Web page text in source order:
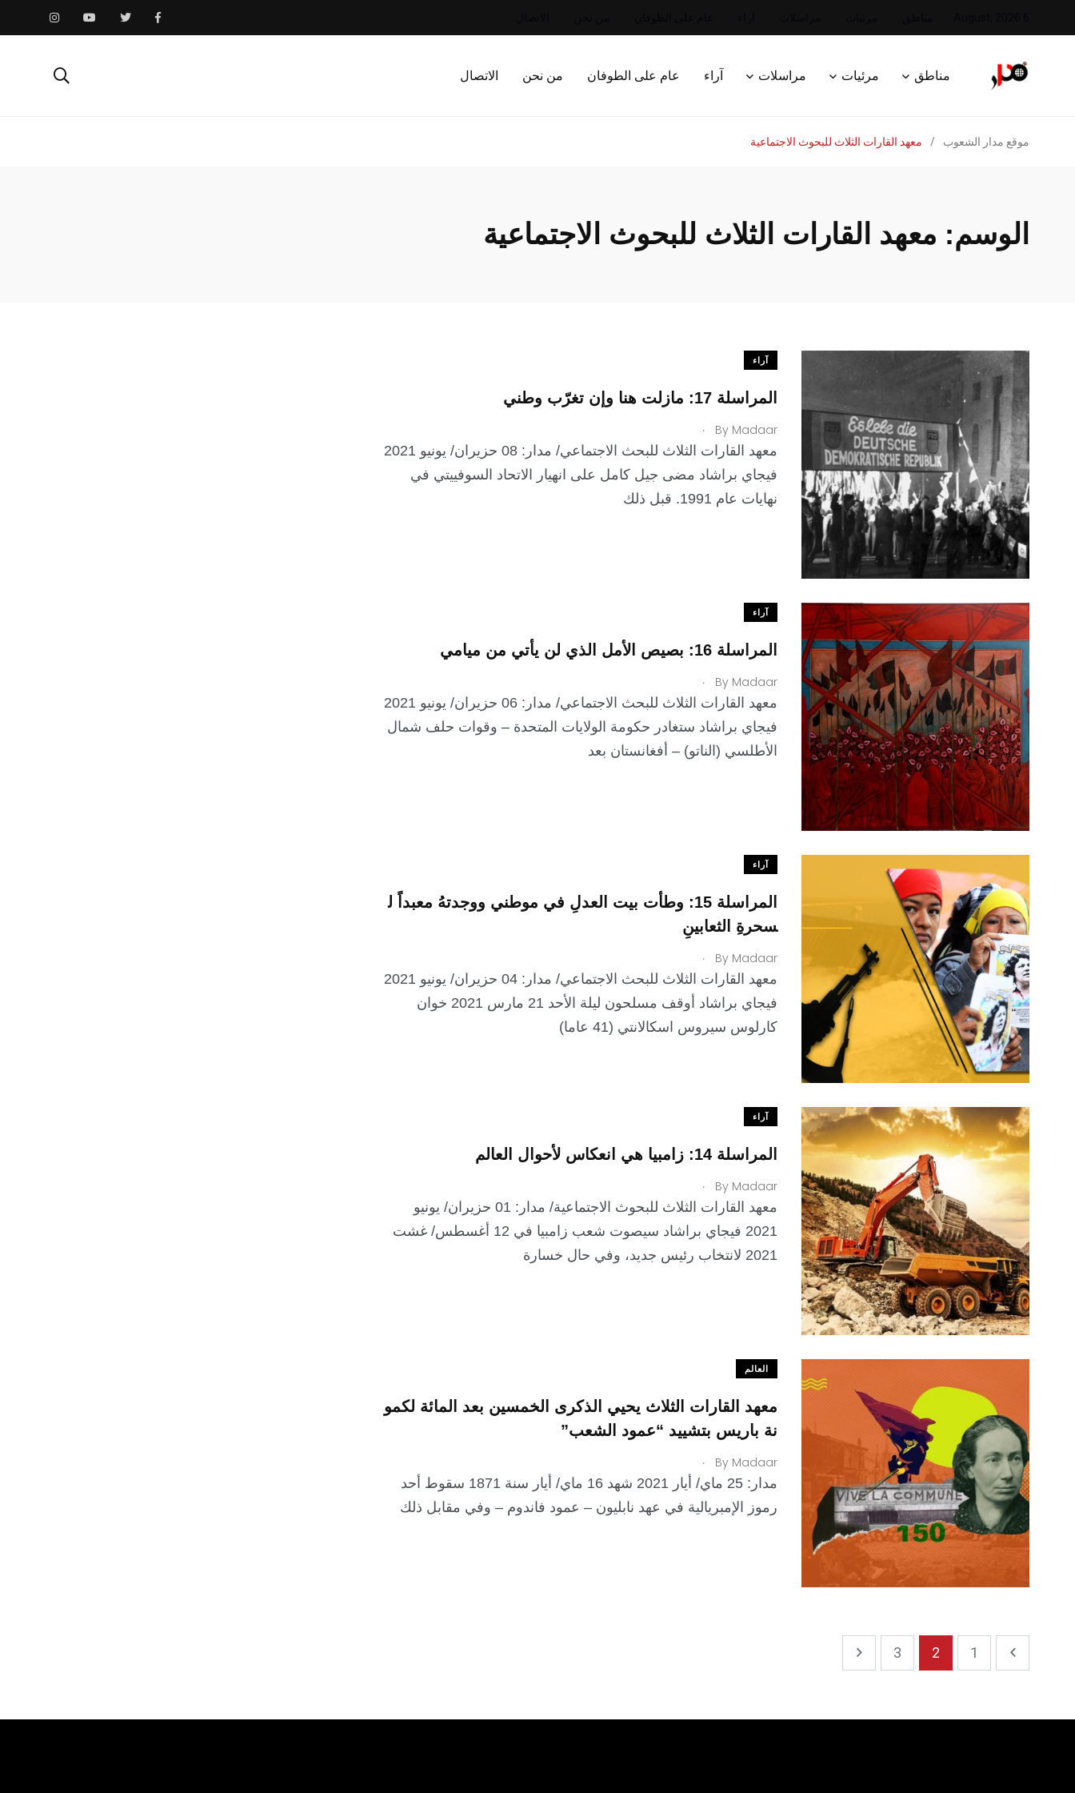
مناطق مرئيات مراسلات آراء عام على الطوفان من نحن الاتصال
موقع مدار الشعوب / معهد القارات الثلاث للبحوث الاجتماعية
الوسم: معهد القارات الثلاث للبحوث الاجتماعية
آراء
المراسلة 17: مازلت هنا وإن تغرّب وطني
By Madaar
.
معهد القارات الثلاث للبحث الاجتماعي/ مدار: 08 حزيران/ يونيو 2021
فيجاي براشاد مضى جيل كامل على انهيار الاتحاد السوفييتي في
نهايات عام 1991. قبل ذلك
آراء
المراسلة 16: بصيص الأمل الذي لن يأتي من ميامي
By Madaar
.
معهد القارات الثلاث للبحث الاجتماعي/ مدار: 06 حزيران/ يونيو 2021
فيجاي براشاد ستغادر حكومة الولايات المتحدة – وقوات حلف شمال
الأطلسي (الناتو) – أفغانستان بعد
آراء
المراسلة 15: وطأت بيت العدلِ في موطني ووجدتهُ معبداً ل
سحرةِ الثعابينِ
By Madaar
.
معهد القارات الثلاث للبحث الاجتماعي/ مدار: 04 حزيران/ يونيو 2021
فيجاي براشاد أوقف مسلحون ليلة الأحد 21 مارس 2021 خوان
كارلوس سيروس اسكالانتي (41 عاما)
آراء
المراسلة 14: زامبيا هي انعكاس لأحوال العالم
By Madaar
.
معهد القارات الثلاث للبحوث الاجتماعية/ مدار: 01 حزيران/ يونيو
2021 فيجاي براشاد سيصوت شعب زامبيا في 12 أغسطس/ غشت
2021 لانتخاب رئيس جديد، وفي حال خسارة
العالم
معهد القارات الثلاث يحيي الذكرى الخمسين بعد المائة لكمو
نة باريس بتشييد “عمود الشعب”
By Madaar
.
مدار: 25 ماي/ أيار 2021 شهد 16 ماي/ أيار سنة 1871 سقوط أحد
رموز الإمبريالية في عهد نابليون – عمود فاندوم – وفي مقابل ذلك
1
2
3